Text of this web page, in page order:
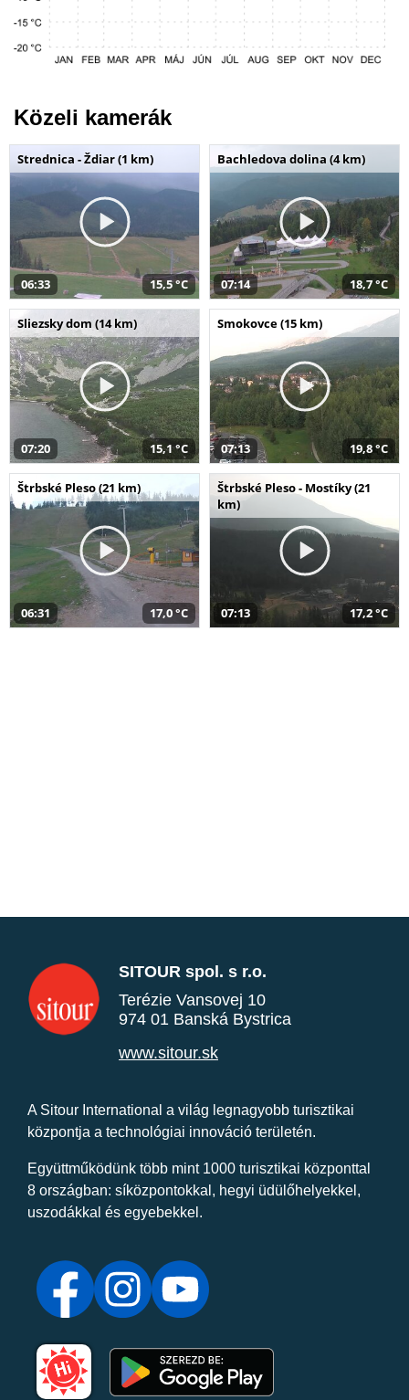
Közeli kamerák
Strednica - Ždiar (1 km)
06:33 15,5 °C
Bachledova dolina (4 km)
07:14 18,7 °C
Sliezsky dom (14 km)
07:20 15,1 °C
Smokovce (15 km)
07:13 19,8 °C
Štrbské Pleso (21 km)
06:31 17,0 °C
Štrbské Pleso - Mostíky (21
km)
07:13 17,2 °C
SITOUR spol. s r.o.
Terézie Vansovej 10
974 01 Banská Bystrica
www.sitour.sk
A Sitour International a világ legnagyobb turisztikai
központja a technológiai innováció területén.
Együttműködünk több mint 1000 turisztikai központtal
8 országban: síközpontokkal, hegyi üdülőhelyekkel,
uszodákkal és egyebekkel.